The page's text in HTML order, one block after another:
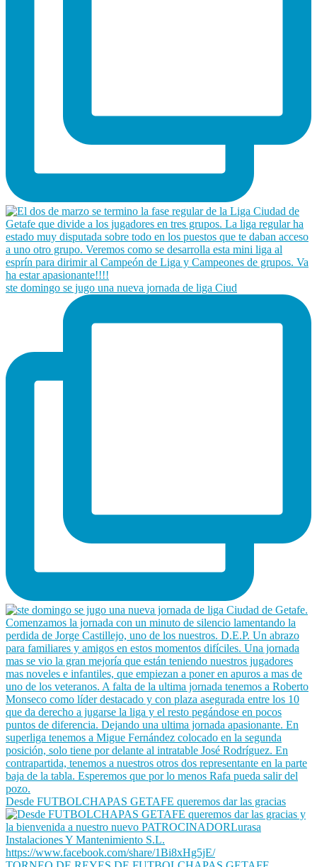
ste domingo se jugo una nueva jornada de liga Ciud
Desde FUTBOLCHAPAS GETAFE queremos dar las gracias